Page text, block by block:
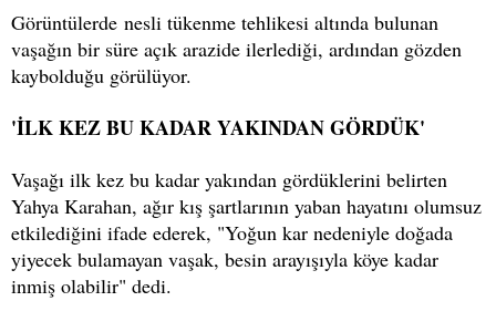
Görüntülerde nesli tükenme tehlikesi altında bulunan
vaşağın bir süre açık arazide ilerlediği, ardından gözden
kaybolduğu görülüyor.
'İLK KEZ BU KADAR YAKINDAN GÖRDÜK'
Vaşağı ilk kez bu kadar yakından gördüklerini belirten
Yahya Karahan, ağır kış şartlarının yaban hayatını olumsuz
etkilediğini ifade ederek, "Yoğun kar nedeniyle doğada
yiyecek bulamayan vaşak, besin arayışıyla köye kadar
inmiş olabilir" dedi.